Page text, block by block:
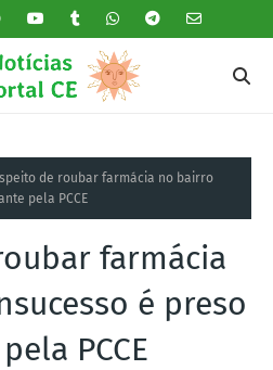
de roubar farmácia no bairro
pela PCCE
farmácia
é preso
PCCE